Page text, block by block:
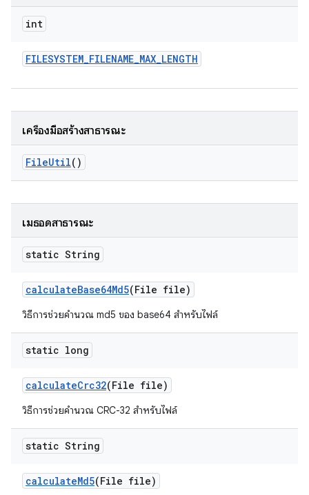
int
FILESYSTEM_FILENAME_MAX_LENGTH
เครื่องมือสร้างสาธารณะ
FileUtil()
เมธอดสาธารณะ
static String
calculateBase64Md5(File file)
วิธีการช่วยคำนวณ md5 ของ base64 สำหรับไฟล์
static long
calculateCrc32(File file)
วิธีการช่วยคำนวณ CRC-32 สำหรับไฟล์
static String
calculateMd5(File file)